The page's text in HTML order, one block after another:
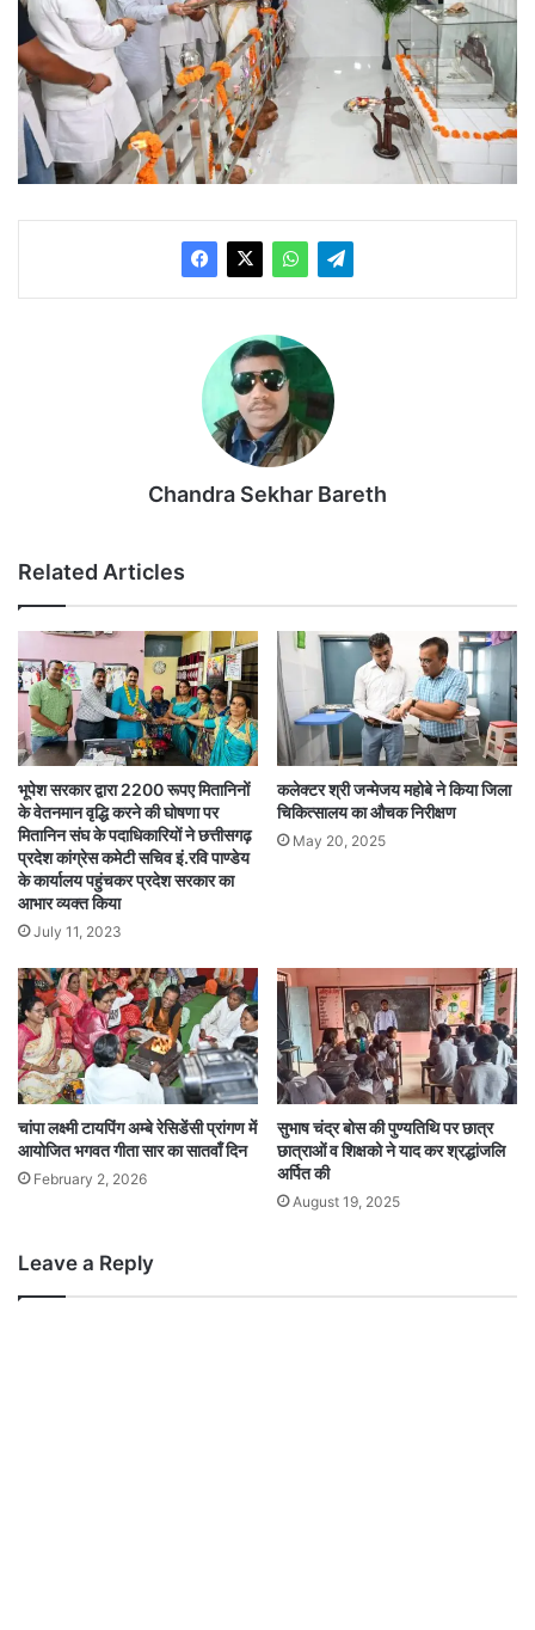
Chandra Sekhar Bareth
Related Articles
भूपेश सरकार द्वारा 2200 रूपए मितानिनों
के वेतनमान वृद्धि करने की घोषणा पर
मितानिन संघ के पदाधिकारियों ने छत्तीसगढ़
प्रदेश कांग्रेस कमेटी सचिव इं.रवि पाण्डेय
के कार्यालय पहुंचकर प्रदेश सरकार का
आभार व्यक्त किया
July 11, 2023
कलेक्टर श्री जन्मेजय महोबे ने किया जिला
चिकित्सालय का औचक निरीक्षण
May 20, 2025
चांपा लक्ष्मी टायपिंग अम्बे रेसिडेंसी प्रांगण में
आयोजित भगवत गीता सार का सातवाँ दिन
February 2, 2026
सुभाष चंद्र बोस की पुण्यतिथि पर छात्र
छात्राओं व शिक्षको ने याद कर श्रद्धांजलि
अर्पित की
August 19, 2025
Leave a Reply